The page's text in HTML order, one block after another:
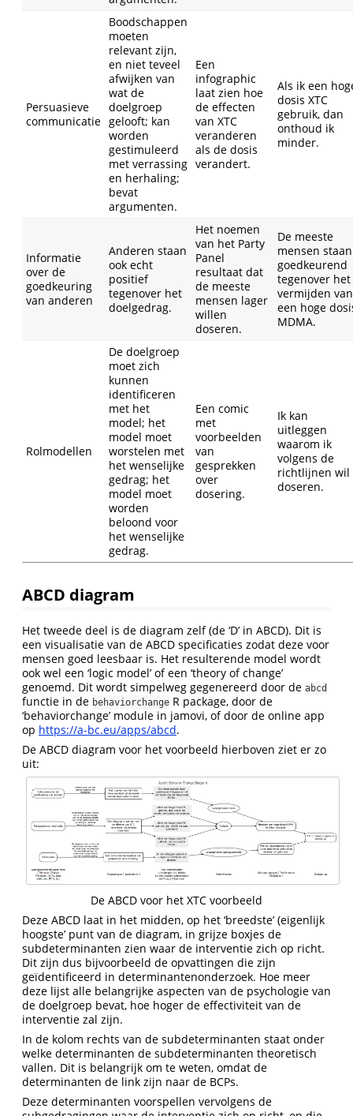
Persuasieve
communicatie
Boodschappen
moeten
relevant zijn,
en niet teveel
afwijken van
wat de
doelgroep
gelooft; kan
worden
gestimuleerd
met verrassing
en herhaling;
bevat
argumenten.
Een
infographic
laat zien hoe
de effecten
van XTC
veranderen
als de dosis
verandert.
Als ik een
dosis XTC
gebruik, dan
onthoud ik
minder.
Informatie
over de
goedkeuring
van anderen
Anderen staan
ook echt
positief
tegenover het
doelgedrag.
Het noemen
van het Party
Panel
resultaat dat
de meeste
mensen lager
willen
doseren.
De meeste
mensen staan
goedkeurend
tegenover het
vermijden van
een hoge
MDMA.
Rolmodellen
De doelgroep
moet zich
kunnen
identificeren
met het
model; het
model moet
worstelen met
het wenselijke
gedrag; het
model moet
worden
beloond voor
het wenselijke
gedrag.
Een comic
met
voorbeelden
van
gesprekken
over
dosering.
Ik kan
uitleggen
waarom ik
volgens de
richtlijnen wil
doseren.
ABCD diagram
Het tweede deel is de diagram zelf (de ‘D’ in ABCD). Dit is
een visualisatie van de ABCD specificaties zodat deze voor
mensen goed leesbaar is. Het resulterende model wordt
ook wel een ‘logic model’ of een ‘theory of change’
genoemd. Dit wordt simpelweg gegenereerd door de abcd
functie in de behaviorchange R package, door de
‘behaviorchange’ module in jamovi, of door de online app
op https://a-bc.eu/apps/abcd.
De ABCD diagram voor het voorbeeld hierboven ziet er zo
uit:
De ABCD voor het XTC voorbeeld
Deze ABCD laat in het midden, op het ‘breedste’ (eigenlijk
hoogste’ punt van de diagram, in grijze boxjes de
subdeterminanten zien waar de interventie zich op richt.
Dit zijn dus bijvoorbeeld de opvattingen die zijn
geïdentificeerd in determinantenonderzoek. Hoe meer
deze lijst alle belangrijke aspecten van de psychologie van
de doelgroep bevat, hoe hoger de effectiviteit van de
interventie zal zijn.
In de kolom rechts van de subdeterminanten staat onder
welke determinanten de subdeterminanten theoretisch
vallen. Dit is belangrijk om te weten, omdat de
determinanten de link zijn naar de BCPs.
Deze determinanten voorspellen vervolgens de